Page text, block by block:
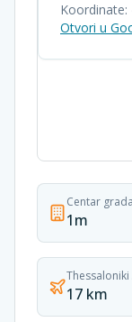
Koordinate:
Otvori u
Centar grada
1m
Thessaloniki
17 km